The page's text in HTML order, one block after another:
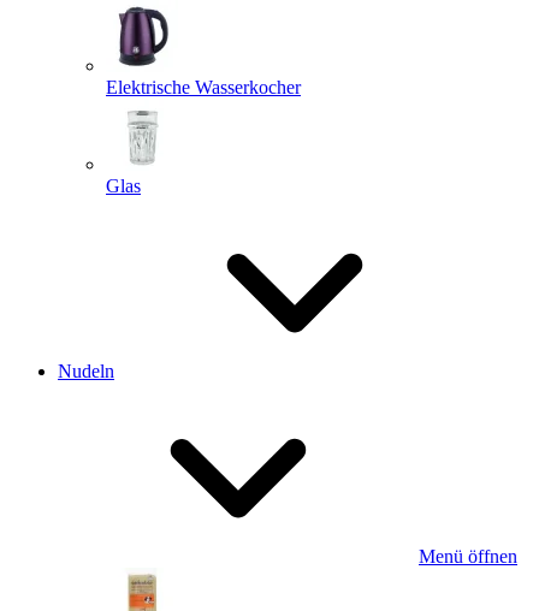
Elektrische Wasserkocher
Glas
Nudeln
Menü öffnen